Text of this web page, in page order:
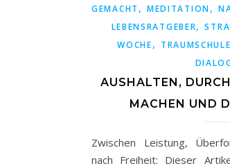
GEMACHT , MEDITATION,
LEBENSRATGEBER,
OCHE , TRAUMSCHULE
AUSHALTEN,
MACHEN UND
Zwischen Leistung,
nach Freiheit: Dieser